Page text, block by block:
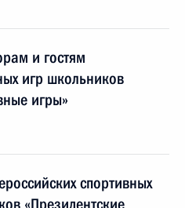
и гостям
игр школьников
игры»
спортивных
«Президентские